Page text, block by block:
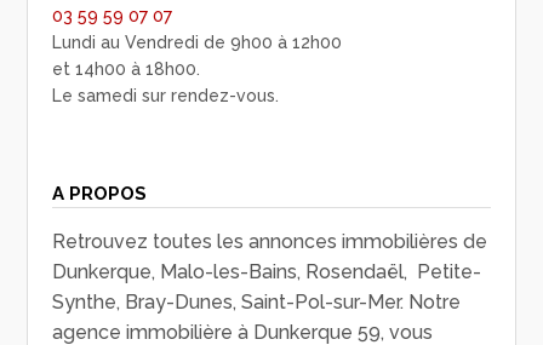
03 59 59 07 07
Lundi au Vendredi de 9h00 à 12h00
et 14h00 à 18h00.
Le samedi sur rendez-vous.
A PROPOS
Retrouvez toutes les annonces immobilières de
Dunkerque, Malo-les-Bains, Rosendaël, Petite-
Synthe, Bray-Dunes, Saint-Pol-sur-Mer. Notre
agence immobilière à Dunkerque 59, vous